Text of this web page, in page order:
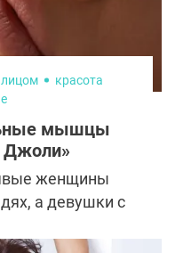
лицом
красота
мышцы
Джоли»
женщины
а девушки с
Одни